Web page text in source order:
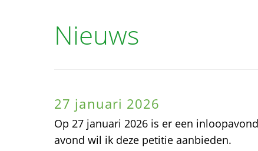
Nieuws
27 januari 2026
Op 27 januari 2026 is er een
avond wil ik deze petitie aanbieden.